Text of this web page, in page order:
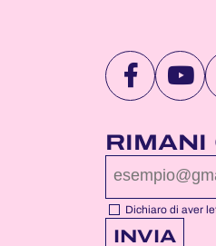
VISITA
DI
DI
RIMANI
Dichiaro di aver
INVIA